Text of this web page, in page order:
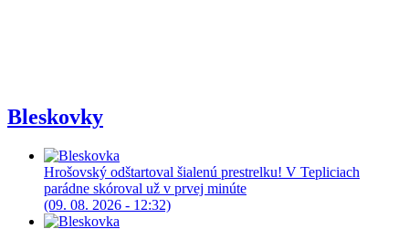
Bleskovky
Hrošovský odštartoval šialenú prestrelku! V Tepliciach
parádne skóroval už v prvej minúte
(09. 08. 2026 - 12:32)